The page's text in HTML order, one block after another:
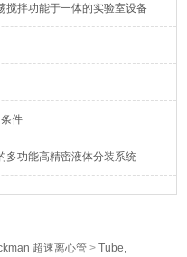
搅拌功能于一体的实验室设备
件
多功能高精密液体分装系统
超速离心管 >Tube,